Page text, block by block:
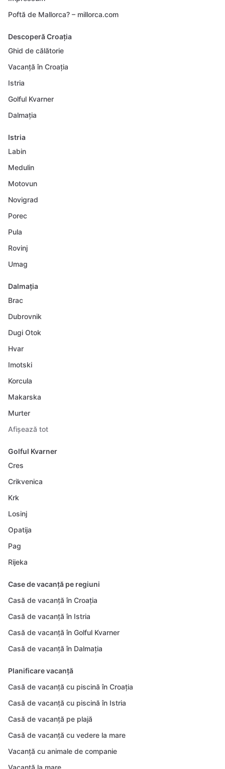
Poftă de Mallorca? – millorca.com
Descoperă Croația
Ghid de călătorie
Vacanță în Croația
Istria
Golful Kvarner
Dalmația
Istria
Labin
Medulin
Motovun
Novigrad
Porec
Pula
Rovinj
Umag
Dalmația
Brac
Dubrovnik
Dugi Otok
Hvar
Imotski
Korcula
Makarska
Murter
Afișează tot
Golful Kvarner
Cres
Crikvenica
Krk
Losinj
Opatija
Pag
Rijeka
Case de vacanță pe regiuni
Casă de vacanță în Croația
Casă de vacanță în Istria
Casă de vacanță în Golful Kvarner
Casă de vacanță în Dalmația
Planificare vacanță
Casă de vacanță cu piscină în Croația
Casă de vacanță cu piscină în Istria
Casă de vacanță pe plajă
Casă de vacanță cu vedere la mare
Vacanță cu animale de companie
Vacanță la mare